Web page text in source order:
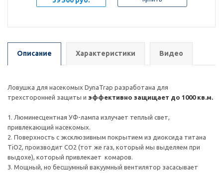
Описание Характеристики Видео
Ловушка для насекомых DynaTrap разработана для
трехсторонней защиты и эффективно защищает до 1000 кв.м.
1. Люминесцентная УФ-лампа излучает теплый свет,
привлекающий насекомых.
2. Поверхность с эксклюзивным покрытием из диоксида титана
TiO2, производит CO2 (тот же газ, который мы выделяем при
выдохе), который привлекает комаров.
3. Мощный, но бесшумный вакуумный вентилятор засасывает